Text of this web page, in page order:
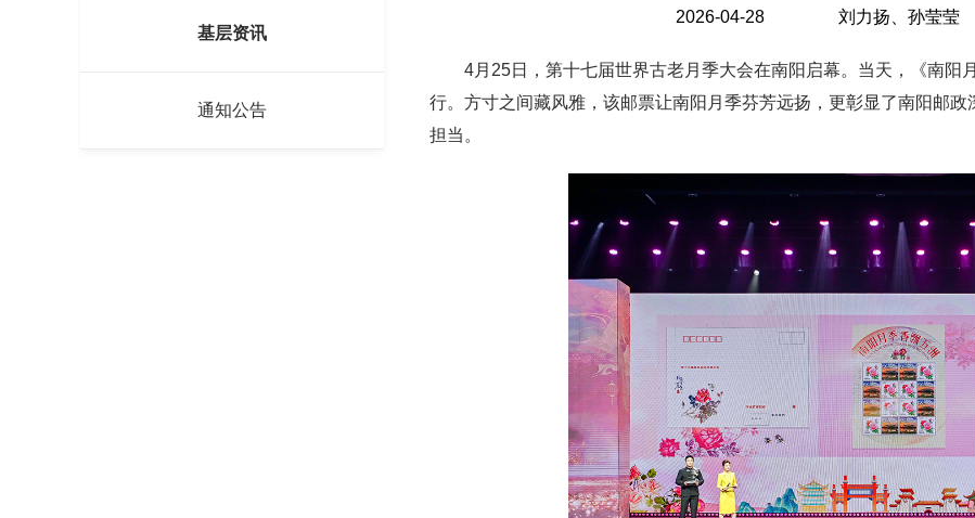
基层资讯
通知公告
2026-04-28 刘力扬、孙莹莹
4月25日，第十七届世界古老月季大会在南阳启幕。当天，《南阳
行。方寸之间藏风雅，该邮票让南阳月季芬芳远扬，更彰显了南阳邮
担当。